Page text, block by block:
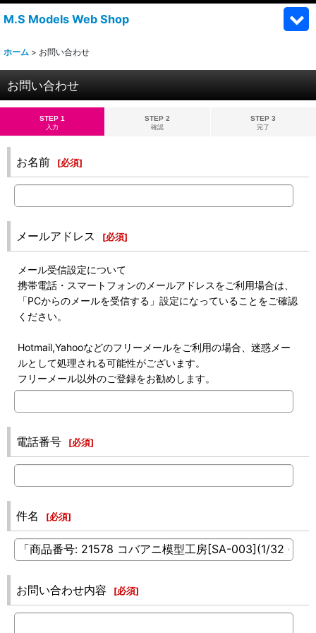
M.S Models Web Shop
ホーム > お問い合わせ
お問い合わせ
STEP 1
入力
STEP 2
確認
STEP 3
完了
お名前 [必須]
メールアドレス [必須]
メール受信設定について
携帯電話・スマートフォンのメールアドレスをご利用場合は、
「PCからのメールを受信する」設定になっていることをご確認
ください。
Hotmail,Yahooなどのフリーメールをご利用の場合、迷惑メー
ルとして処理される可能性がございます。
フリーメール以外のご登録をお勧めします。
電話番号 [必須]
件名 [必須]
お問い合わせ内容 [必須]